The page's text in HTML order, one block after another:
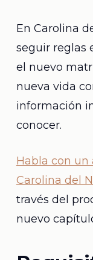
En Carolina
seguir reglas
el nuevo
nueva vida
información
conocer.
Habla con un
Carolina del
través del
nuevo